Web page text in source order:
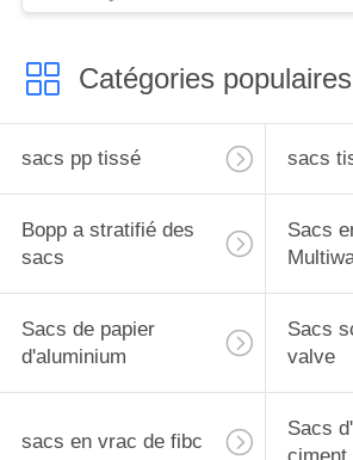
Catégories populaires
sacs pp tissé sacs
Bopp a stratifié des
sacs
Sacs
Sacs de papier
d'aluminium
Sacs
valve
sacs en vrac de fibc
Sacs